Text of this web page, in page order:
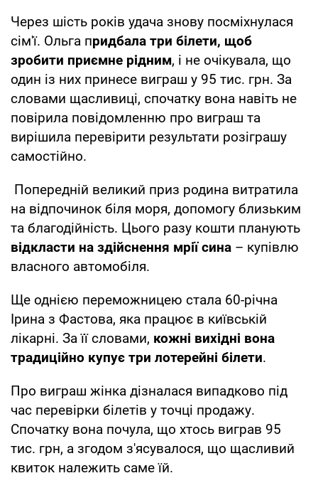
Через шість років удача знову посміхнулася
сім'ї. Ольга придбала три білети, щоб
зробити приємне рідним, і не очікувала, що
один із них принесе виграш у 95 тис. грн. За
словами щасливиці, спочатку вона навіть не
повірила повідомленню про виграш та
вирішила перевірити результати розіграшу
самостійно.
Попередній великий приз родина витратила
на відпочинок біля моря, допомогу близьким
та благодійність. Цього разу кошти планують
відкласти на здійснення мрії сина – купівлю
власного автомобіля.
Ще однією переможницею стала 60-річна
Ірина з Фастова, яка працює в київській
лікарні. За її словами, кожні вихідні вона
традиційно купує три лотерейні білети.
Про виграш жінка дізналася випадково під
час перевірки білетів у точці продажу.
Спочатку вона почула, що хтось виграв 95
тис. грн, а згодом з'ясувалося, що щасливий
квиток належить саме їй.